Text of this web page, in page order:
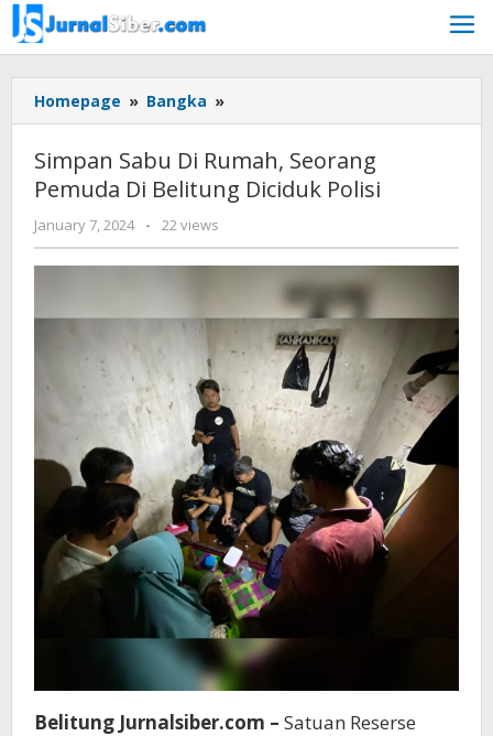
Skip
to
content
Homepage » Bangka »
Sabu
Rumah,
Seorang
Belitung
Simpan Sabu Di Rumah, Seorang
Pemuda Di Belitung Diciduk Polisi
January 7, 2024
by
Jurnalsiber
- 22 views
Belitung Jurnalsiber.com – Satuan Reserse